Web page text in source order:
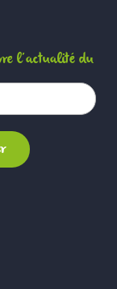
l’actualité du